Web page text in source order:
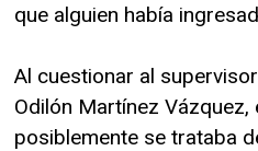
que alguien había
Al cuestionar al
Odilón Martínez
posiblemente se trataba